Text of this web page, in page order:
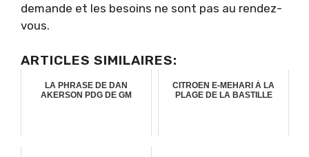
demande et les besoins ne sont pas au rendez-
vous.
ARTICLES SIMILAIRES:
LA PHRASE DE DAN
AKERSON PDG DE GM
CITROEN E-MEHARI À LA
PLAGE DE LA BASTILLE